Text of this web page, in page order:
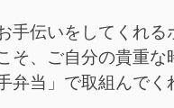
手伝いをしてくれる
そ、ご自分の貴重な
当」で取組んでく